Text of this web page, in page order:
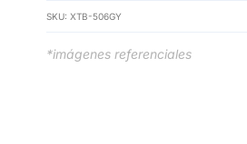
SKU: XTB-506GY
*imágenes referenciales